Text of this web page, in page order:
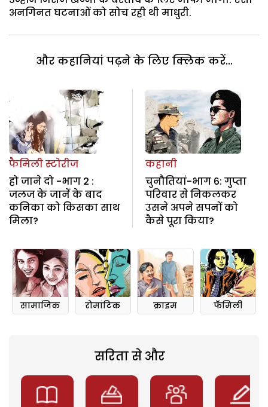
अनगिनत घटनाओं को सोच रही थी माधुरी.
और कहानियां पढ़ने के लिए क्लिक करें...
फैमिली स्टोरीज
हो जाने दो -भाग 2 :
जलज के जानें के बाद
कनिका को किसका साथ
मिला?
कहानी
चुनौतियां-भाग 6: गुप्ता
परिवार से निकलकर
उसने अपने सपनों को
कैसे पूरा किया?
सामाजिक रोमांटिक क्राइम फॅमिली
सरिता से और